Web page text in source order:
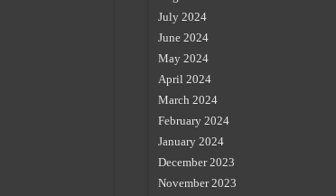
July 2024
June 2024
May 2024
April 2024
March 2024
February 2024
January 2024
December 2023
November 2023